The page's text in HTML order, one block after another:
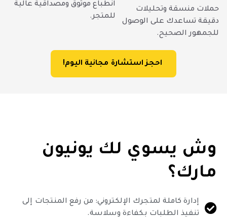
حملات منسقة وتحليلات
دقيقة تساعدك على الوصول
للجمهور الصحيح.
انطباع موثوق ومصداقية عالية
للمتجر.
احجز استشارة مجانية اليوم!
وش يسوي لك يونيون
مارك؟
إدارة كاملة لمتجرك الإلكتروني: من رفع المنتجات إلى
تنفيذ الطلبات بكفاءة وسلاسة.